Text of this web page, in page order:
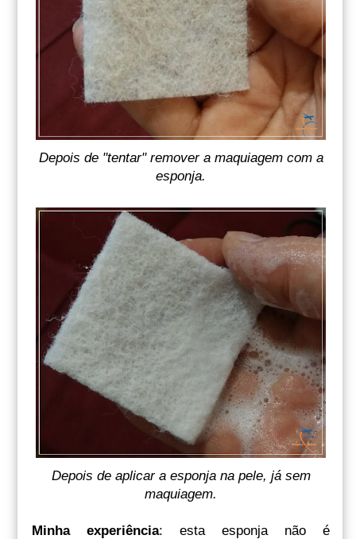
Depois de "tentar" remover a maquiagem com a
esponja.
Depois de aplicar a esponja na pele, já sem
maquiagem.
Minha experiência: esta esponja não é